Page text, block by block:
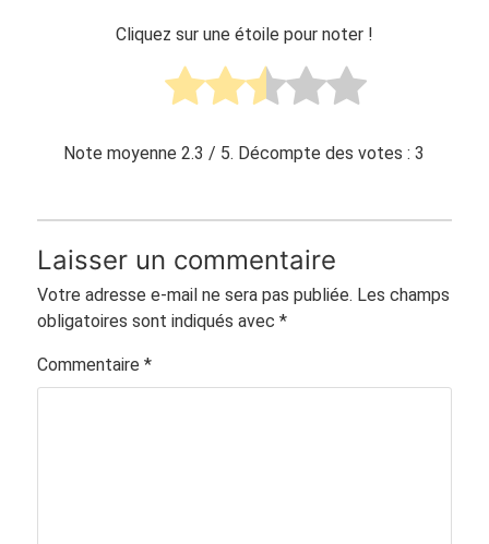
Cliquez sur une étoile pour noter !
Note moyenne2.3 / 5. Décompte des votes :3
Laisser un commentaire
Votre adresse e-mail ne sera pas publiée. Les champs
obligatoires sont indiqués avec *
Commentaire *